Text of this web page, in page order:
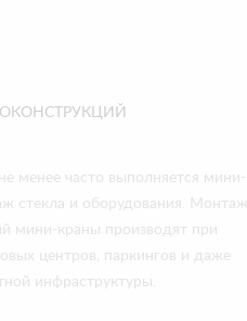
менее часто выполняется мини-
стекла и оборудования. Монтаж
мини-краны производят при
центров, паркингов и даже
инфраструктуры.